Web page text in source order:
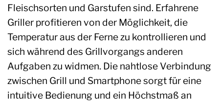
Fleischsorten und Garstufen sind. Erfahrene
Griller profitieren von der Möglichkeit, die
Temperatur aus der Ferne zu kontrollieren und
sich während des Grillvorgangs anderen
Aufgaben zu widmen. Die nahtlose Verbindung
zwischen Grill und Smartphone sorgt für eine
intuitive Bedienung und ein Höchstmaß an